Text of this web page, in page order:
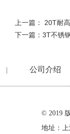
上一篇： 20T耐
下一篇： 3T不锈
| 公司介绍
© 2019
地址：